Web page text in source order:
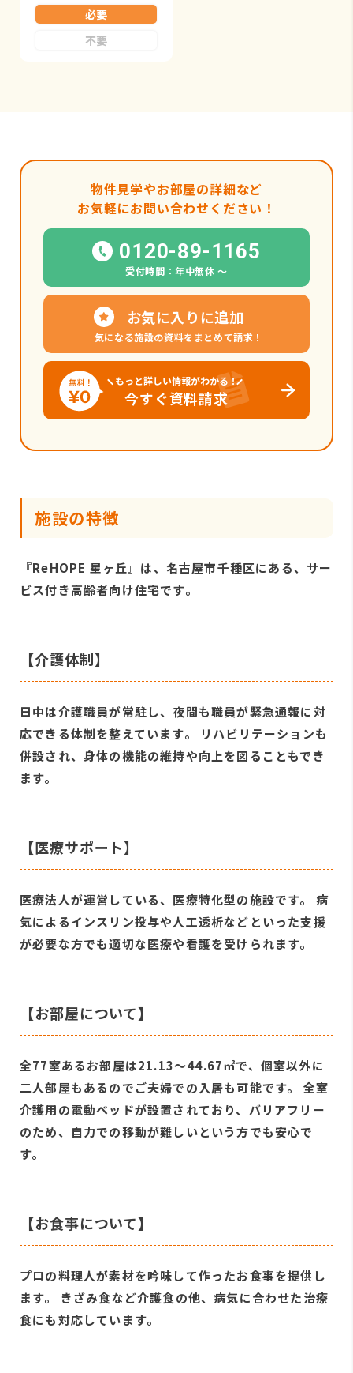
必要
不要
物件見学やお部屋の詳細など
お気軽にお問い合わせください！
0120-89-1165
受付時間：年中無休 〜
お気に入りに追加
気になる施設の資料をまとめて請求！
もっと詳しい情報がわかる！
今すぐ資料請求
施設の特徴
『ReHOPE 星ヶ丘』は、名古屋市千種区にある、サー
ビス付き高齢者向け住宅です。
【介護体制】
日中は介護職員が常駐し、夜間も職員が緊急通報に対
応できる体制を整えています。 リハビリテーションも
併設され、身体の機能の維持や向上を図ることもでき
ます。
【医療サポート】
医療法人が運営している、医療特化型の施設です。 病
気によるインスリン投与や人工透析などといった支援
が必要な方でも適切な医療や看護を受けられます。
【お部屋について】
全77室あるお部屋は21.13〜44.67㎡で、個室以外に
二人部屋もあるのでご夫婦での入居も可能です。 全室
介護用の電動ベッドが設置されており、バリアフリー
のため、自力での移動が難しいという方でも安心で
す。
【お食事について】
プロの料理人が素材を吟味して作ったお食事を提供し
ます。 きざみ食など介護食の他、病気に合わせた治療
食にも対応しています。